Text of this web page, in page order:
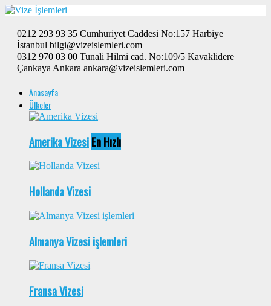
0212 293 93 35 Cumhuriyet Caddesi No:157 Harbiye
İstanbul bilgi@vizeislemleri.com
0312 970 03 00 Tunali Hilmi cad. No:109/5 Kavaklidere
Çankaya Ankara ankara@vizeislemleri.com
Anasayfa
Ülkeler
Amerika VizesiEn Hızlı
Hollanda Vizesi
Almanya Vizesi işlemleri
Fransa Vizesi